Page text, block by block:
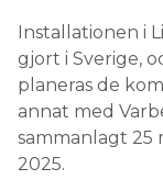
Installationen i
gjort i Sverige,
planeras de
annat med
sammanlagt 25
2025.